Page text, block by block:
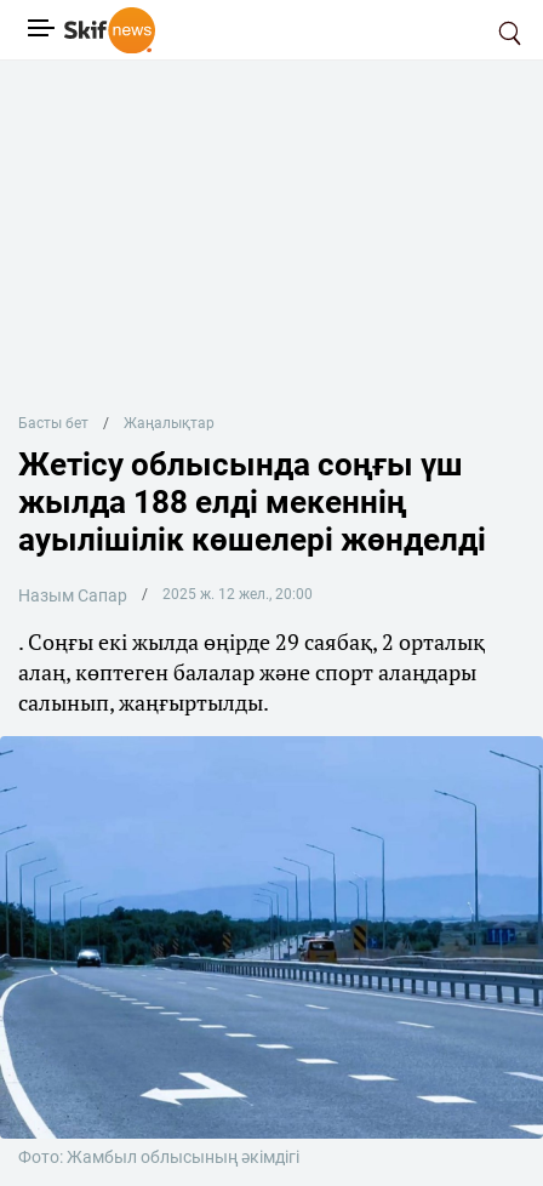
Басты бет Жаңалықтар
Жетісу облысында соңғы үш
жылда 188 елді мекеннің
ауылішілік көшелері жөнделді
Назым Сапар 2025 ж. 12 жел., 20:00
. Соңғы екі жылда өңірде 29 саябақ, 2 орталық
алаң, көптеген балалар және спорт алаңдары
салынып, жаңғыртылды.
Фото: Жамбыл облысының әкімдігі